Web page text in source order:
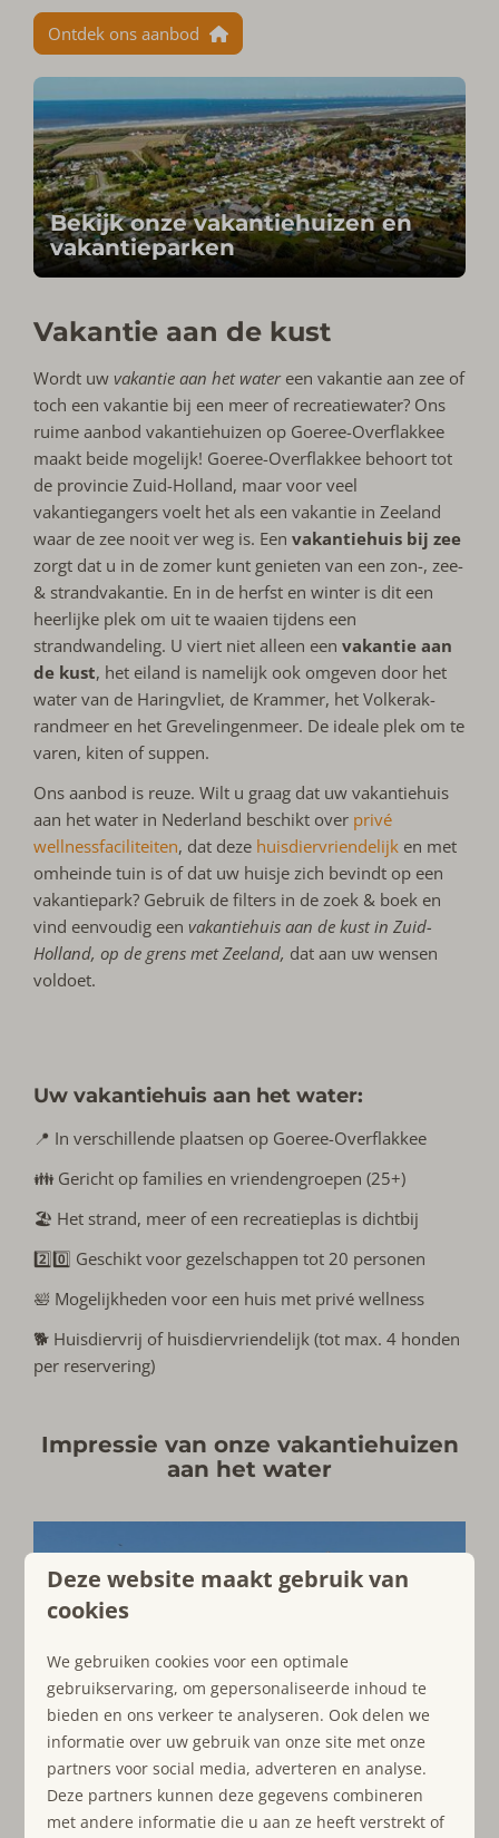
Ontdek ons aanbod
Bekijk onze vakantiehuizen en
vakantieparken
Vakantie aan de kust
Wordt uwvakantie aan het watereen vakantie aan zee of
toch een vakantie bij een meer of recreatiewater? Ons
ruime aanbod vakantiehuizen op Goeree-Overflakkee
maakt beide mogelijk! Goeree-Overflakkee behoort tot
de provincie Zuid-Holland, maar voor veel
vakantiegangers voelt het als een vakantie in Zeeland
waar de zee nooit ver weg is. Eenvakantiehuis bij zee
zorgt dat u in de zomer kunt genieten van een zon-, zee-
& strandvakantie. En in de herfst en winter is dit een
heerlijke plek om uit te waaien tijdens een
strandwandeling. U viert niet alleen eenvakantie aan
de kust, het eiland is namelijk ook omgeven door het
water van de Haringvliet, de Krammer, het Volkerak-
randmeer en het Grevelingenmeer. De ideale plek om te
varen, kiten of suppen.
Ons aanbod is reuze. Wilt u graag dat uw vakantiehuis
aan het water in Nederland beschikt over privé
wellnessfaciliteiten, dat deze huisdiervriendelijk en met
omheinde tuin is of dat uw huisje zich bevindt op een
vakantiepark? Gebruik de filters in de zoek & boek en
vind eenvoudig een vakantiehuis aan de kust in Zuid-
Holland, op de grens met Zeeland, dat aan uw wensen
voldoet.
Uw vakantiehuis aan het water:
📍 In verschillende plaatsen op Goeree-Overflakkee
👪 Gericht op families en vriendengroepen (25+)
🏖️ Het strand, meer of een recreatieplas is dichtbij
2️⃣0️⃣ Geschikt voor gezelschappen tot 20 personen
🛀 Mogelijkheden voor een huis met privé wellness
🐕 Huisdiervrij of huisdiervriendelijk (tot max. 4 honden
per reservering)
Impressie van onze vakantiehuizen
aan het water
Deze website maakt gebruik van
cookies
We gebruiken cookies voor een optimale
gebruikservaring, om gepersonaliseerde inhoud te
bieden en ons verkeer te analyseren. Ook delen we
informatie over uw gebruik van onze site met onze
partners voor social media, adverteren en analyse.
Deze partners kunnen deze gegevens combineren
met andere informatie die u aan ze heeft verstrekt of